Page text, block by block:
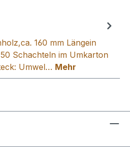
160 mm Längein
Schachteln im Umkarton
Umwel… Mehr